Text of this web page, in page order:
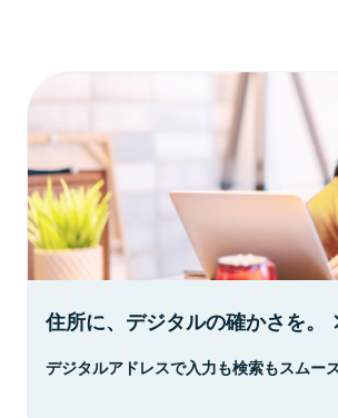
住所に、デジタルの確かさを。
デジタルアドレスで入力も検索もスムーズ